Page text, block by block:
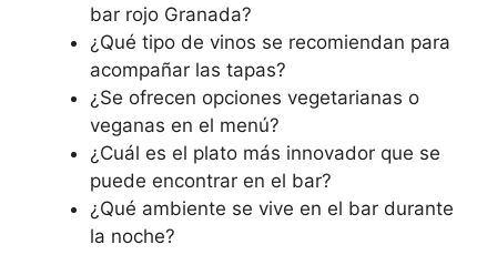
bar rojo Granada?
¿Qué tipo de vinos se recomiendan para
acompañar las tapas?
¿Se ofrecen opciones vegetarianas o
veganas en el menú?
¿Cuál es el plato más innovador que se
puede encontrar en el bar?
¿Qué ambiente se vive en el bar durante
la noche?